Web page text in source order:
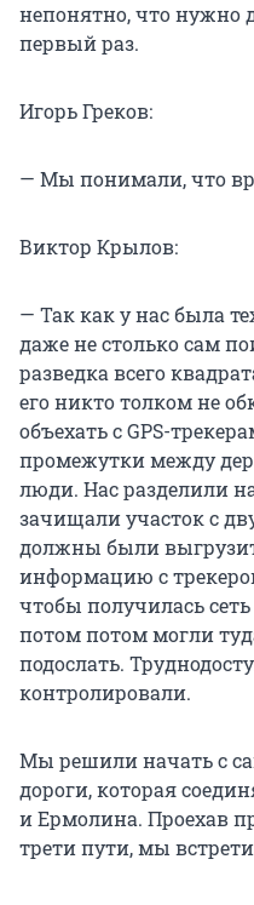
непонятно, что нужно
первый раз.
Игорь Греков:
— Мы понимали, что
Виктор Крылов:
— Так как у нас была
даже не столько сам
разведка всего
его никто толком не
объехать с GPS-
промежутки между
люди. Нас разделили
зачищали участок с
должны были
информацию с
чтобы получилась
потом потом могли
подослать.
контролировали.
Мы решили начать с
дороги, которая
и Ермолина. Проехав
трети пути, мы